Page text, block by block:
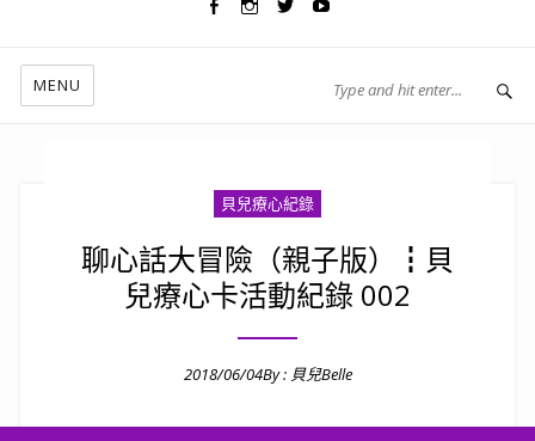
MENU
貝兒療心紀錄
聊心話大冒險（親子版）┇貝
兒療心卡活動紀錄 002
2018/06/04By : 貝兒Belle